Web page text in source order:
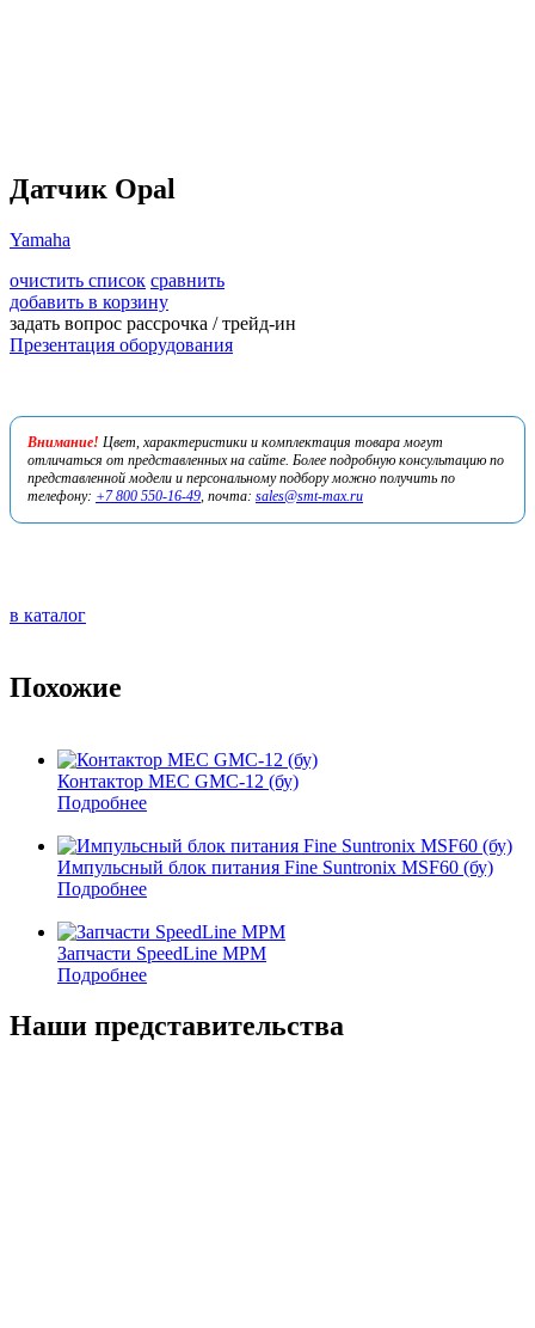
Датчик Opal
Yamaha
очистить список сравнить
добавить в корзину
задать вопрос рассрочка / трейд-ин
Презентация оборудования
Внимание! Цвет, характеристики и комплектация товара могут
отличаться от представленных на сайте. Более подробную консультацию по
представленной модели и персональному подбору можно получить по
телефону: +7 800 550-16-49, почта: sales@smt-max.ru
в каталог
Похожие
Контактор MEC GMC-12 (бу)
Подробнее
Импульсный блок питания Fine Suntronix MSF60 (бу)
Подробнее
Запчасти SpeedLine MPM
Подробнее
Наши представительства